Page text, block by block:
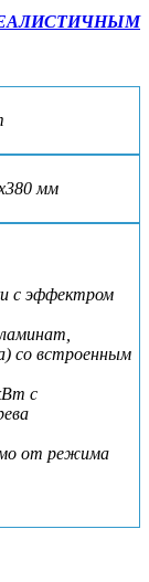
мм
с эффектром
со встроенным
с
от режима